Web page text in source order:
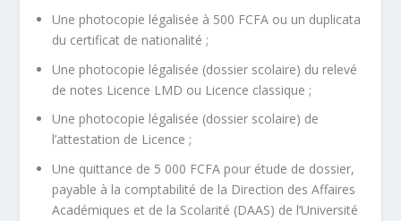
Une photocopie légalisée à 500 FCFA ou un duplicata
du certificat de nationalité ;
Une photocopie légalisée (dossier scolaire) du relevé
de notes Licence LMD ou Licence classique ;
Une photocopie légalisée (dossier scolaire) de
l’attestation de Licence ;
Une quittance de 5 000 FCFA pour étude de dossier,
payable à la comptabilité de la Direction des Affaires
Académiques et de la Scolarité (DAAS) de l’Université